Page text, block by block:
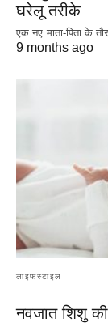
घरेलू तरीके
एक नए माता-पिता के
9 months ago
लाइफस्टाइल
नवजात शिशु